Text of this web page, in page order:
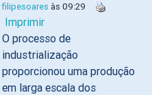
filipesoares às 09:29
Imprimir
O processo de
industrialização
proporcionou uma produção
em larga escala dos